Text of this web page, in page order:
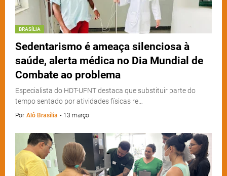
BRASÍLIA
Sedentarismo é ameaça silenciosa à
saúde, alerta médica no Dia Mundial de
Combate ao problema
Especialista do HDT-UFNT destaca que substituir parte do
tempo sentado por atividades físicas re…
Por Alô Brasília - 13 março